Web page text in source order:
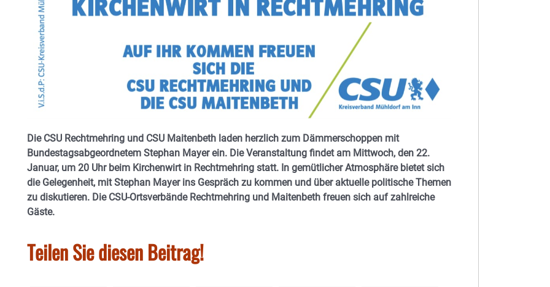
Die CSU Rechtmehring und CSU Maitenbeth laden herzlich zum Dämmerschoppen mit
Bundestagsabgeordnetem Stephan Mayer ein. Die Veranstaltung findet am Mittwoch, den 22.
Januar, um 20 Uhr beim Kirchenwirt in Rechtmehring statt. In gemütlicher Atmosphäre bietet sich
die Gelegenheit, mit Stephan Mayer ins Gespräch zu kommen und über aktuelle politische Themen
zu diskutieren. Die CSU-Ortsverbände Rechtmehring und Maitenbeth freuen sich auf zahlreiche
Gäste.
Teilen Sie diesen Beitrag!